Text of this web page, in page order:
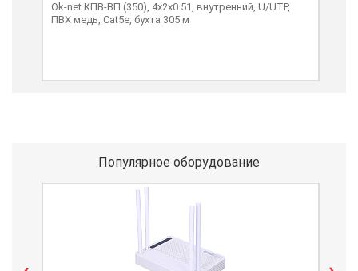
Ok-net КПВ-ВП (350), 4x2x0.51, внутренний, U/UTP,
ПВХ медь, Cat5e, бухта 305 м
Популярное оборудование